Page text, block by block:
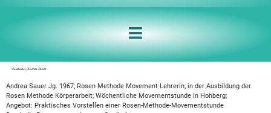
Instructor:Andrea Sauer
Andrea Sauer Jg. 1967; Rosen Methode Movement Lehrerin; in der Ausbildung der
Rosen Methode Körperarbeit; Wöchentliche Movementstunde in Hohberg;
Angebot: Praktisches Vorstellen einer Rosen-Methode-Movementstunde